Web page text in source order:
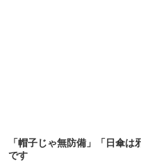
「帽子じゃ無防備」「日傘
です